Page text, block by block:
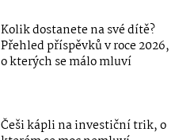
Kolik dostanete na své dítě?
Přehled příspěvků v roce 2026,
o kterých se málo mluví
Češi kápli na investiční trik, o